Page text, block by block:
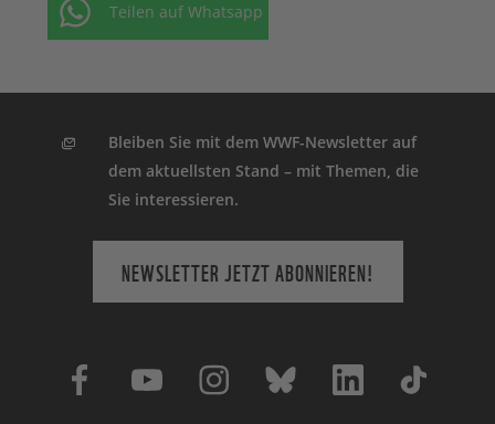
Teilen auf Whatsapp
Bleiben Sie mit dem WWF-Newsletter auf
dem aktuellsten Stand – mit Themen, die
Sie interessieren.
NEWSLETTER JETZT ABONNIEREN!